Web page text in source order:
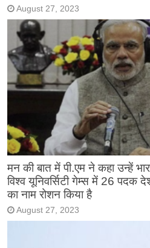
August 27, 2023
मन की बात में पी.एम ने कहा उन्हें
विश्व यूनिवर्सिटी गेम्स में 26 पदक
का नाम रोशन किया है
August 27, 2023